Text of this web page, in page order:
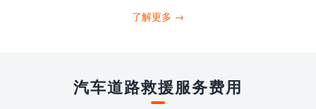
打4006363122请求送油人员来帮助你。
了解更多 →
汽车道路救援服务费用